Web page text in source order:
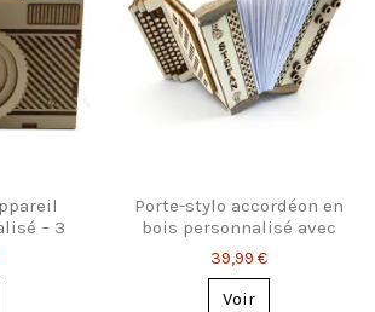
– 3
Porte-stylo accordéon en
bois personnalisé avec
prénom
39,99 €
Voir